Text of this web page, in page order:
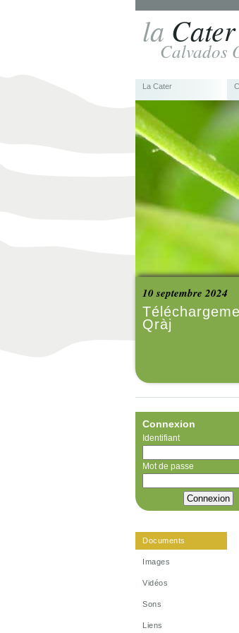
la Cater
Calvados
La Cater
10 septembre 2024
Qràj
Connexion
Identifiant
Mot de passe
Documents
Images
Vidéos
Sons
Liens